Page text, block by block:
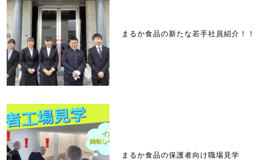
まるか食品の新たな若手社員紹介！！
まるか食品の保護者向け職場見学